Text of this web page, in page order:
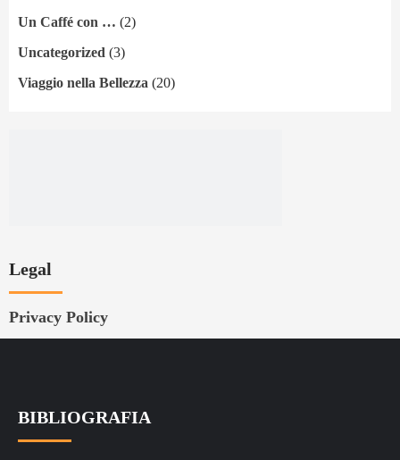
Un Caffé con … (2)
Uncategorized (3)
Viaggio nella Bellezza (20)
Legal
Privacy Policy
BIBLIOGRAFIA